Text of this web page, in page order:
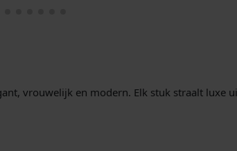
vrouwelijk en modern. Elk stuk straalt luxe